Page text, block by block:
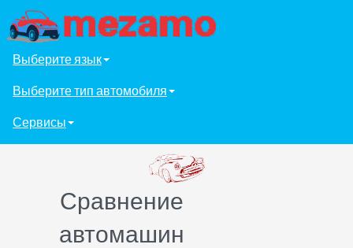
Выберите язык
Выберите тип автомобиля
Сервисы
Сравнение
автомашин